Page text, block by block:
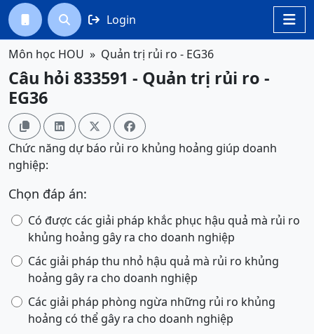

  Login
Môn học HOU Quản trị rủi ro - EG36
Câu hỏi 833591 - Quản trị rủi ro -
EG36
   
Chức năng dự báo rủi ro khủng hoảng giúp doanh
nghiệp:
Chọn đáp án:
Có được các giải pháp khắc phục hậu quả mà rủi ro
khủng hoảng gây ra cho doanh nghiệp
Các giải pháp thu nhỏ hậu quả mà rủi ro khủng
hoảng gây ra cho doanh nghiệp
Các giải pháp phòng ngừa những rủi ro khủng
hoảng có thể gây ra cho doanh nghiệp